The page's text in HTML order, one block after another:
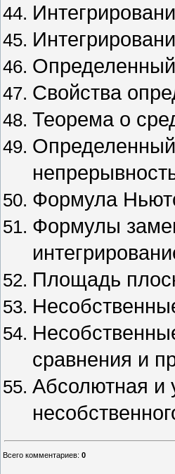
Свойства
Теорема о
Формула
Формулы
Площадь
сравнения и
Абсолютная и
Всего комментариев: 0